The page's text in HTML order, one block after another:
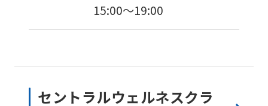
15:00〜19:00
セントラルウェルネスクラ